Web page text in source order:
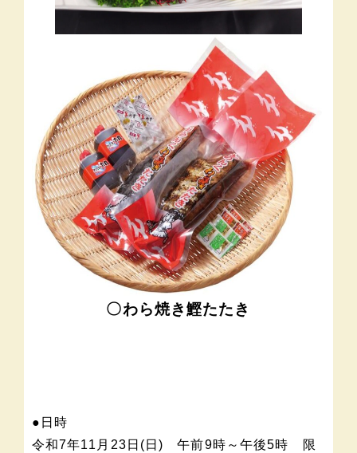
〇わら焼き鰹たたき
●日時
令和7年11月23日(日) 午前9時～午後5時 限